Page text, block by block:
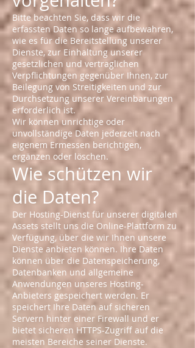
Bitte beachten Sie, dass wir die
erfassten Daten so lange aufbewahren,
wie es für die Bereitstellung unserer
Dienste, zur Einhaltung unserer
gesetzlichen und vertraglichen
Verpflichtungen gegenüber Ihnen, zur
Beilegung von Streitigkeiten und zur
Durchsetzung unserer Vereinbarungen
erforderlich ist.
Wir können unrichtige oder
unvollständige Daten jederzeit nach
eigenem Ermessen berichtigen,
ergänzen oder löschen.
Wie schützen wir
die Daten?
Der Hosting-Dienst für unserer digitalen
Assets stellt uns die Online-Plattform zu
Verfügung, über die wir Ihnen unsere
Dienste anbieten können. Ihre Daten
können über die Datenspeicherung,
Datenbanken und allgemeine
Anwendungen unseres Hosting-
Anbieters gespeichert werden. Er
speichert Ihre Daten auf sicheren
Servern hinter einer Firewall und er
bietet sicheren HTTPS-Zugriff auf die
meisten Bereiche seiner Dienste.